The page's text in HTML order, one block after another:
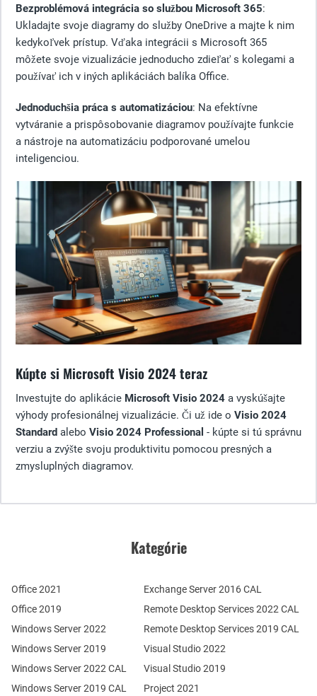
Bezproblémová integrácia so službou Microsoft 365:
Ukladajte svoje diagramy do služby OneDrive a majte k nim
kedykoľvek prístup. Vďaka integrácii s Microsoft 365
môžete svoje vizualizácie jednoducho zdieľať s kolegami a
používať ich v iných aplikáciách balíka Office.
Jednoduchšia práca s automatizáciou: Na efektívne
vytváranie a prispôsobovanie diagramov používajte funkcie
a nástroje na automatizáciu podporované umelou
inteligenciou.
Kúpte si Microsoft Visio 2024 teraz
Investujte do aplikácie Microsoft Visio 2024 a vyskúšajte
výhody profesionálnej vizualizácie. Či už ide o Visio 2024
Standard alebo Visio 2024 Professional - kúpte si tú správnu
verziu a zvýšte svoju produktivitu pomocou presných a
zmysluplných diagramov.
Kategórie
Office 2021
Office 2019
Windows Server 2022
Windows Server 2019
Windows Server 2022 CAL
Windows Server 2019 CAL
Remote Desktop Services 2022 CAL
Remote Desktop Services 2019 CAL
Exchange Server 2016 CAL
Visual Studio 2022
Visual Studio 2019
Project 2021